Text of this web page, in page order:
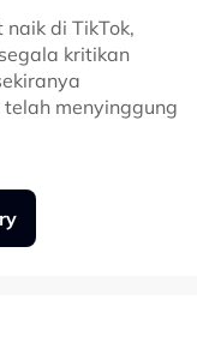
di TikTok,
kritikan
menyinggung
ada apa-apa
minta maaf